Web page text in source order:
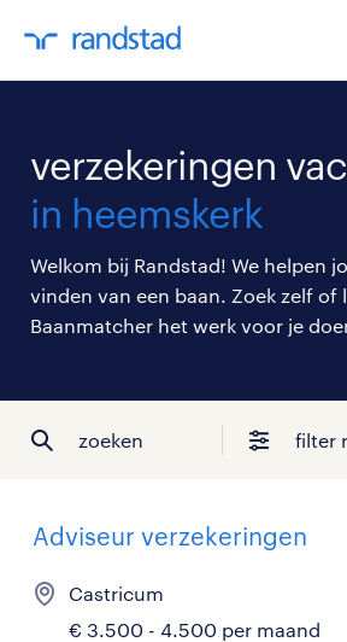
verzekeringen
in heemskerk
Welkom bij Randstad! We helpen
vinden van een baan. Zoek zelf of
Baanmatcher het werk voor je
zoeken filter
Adviseur verzekeringen
Castricum
€ 3.500 - 4.500 per maand